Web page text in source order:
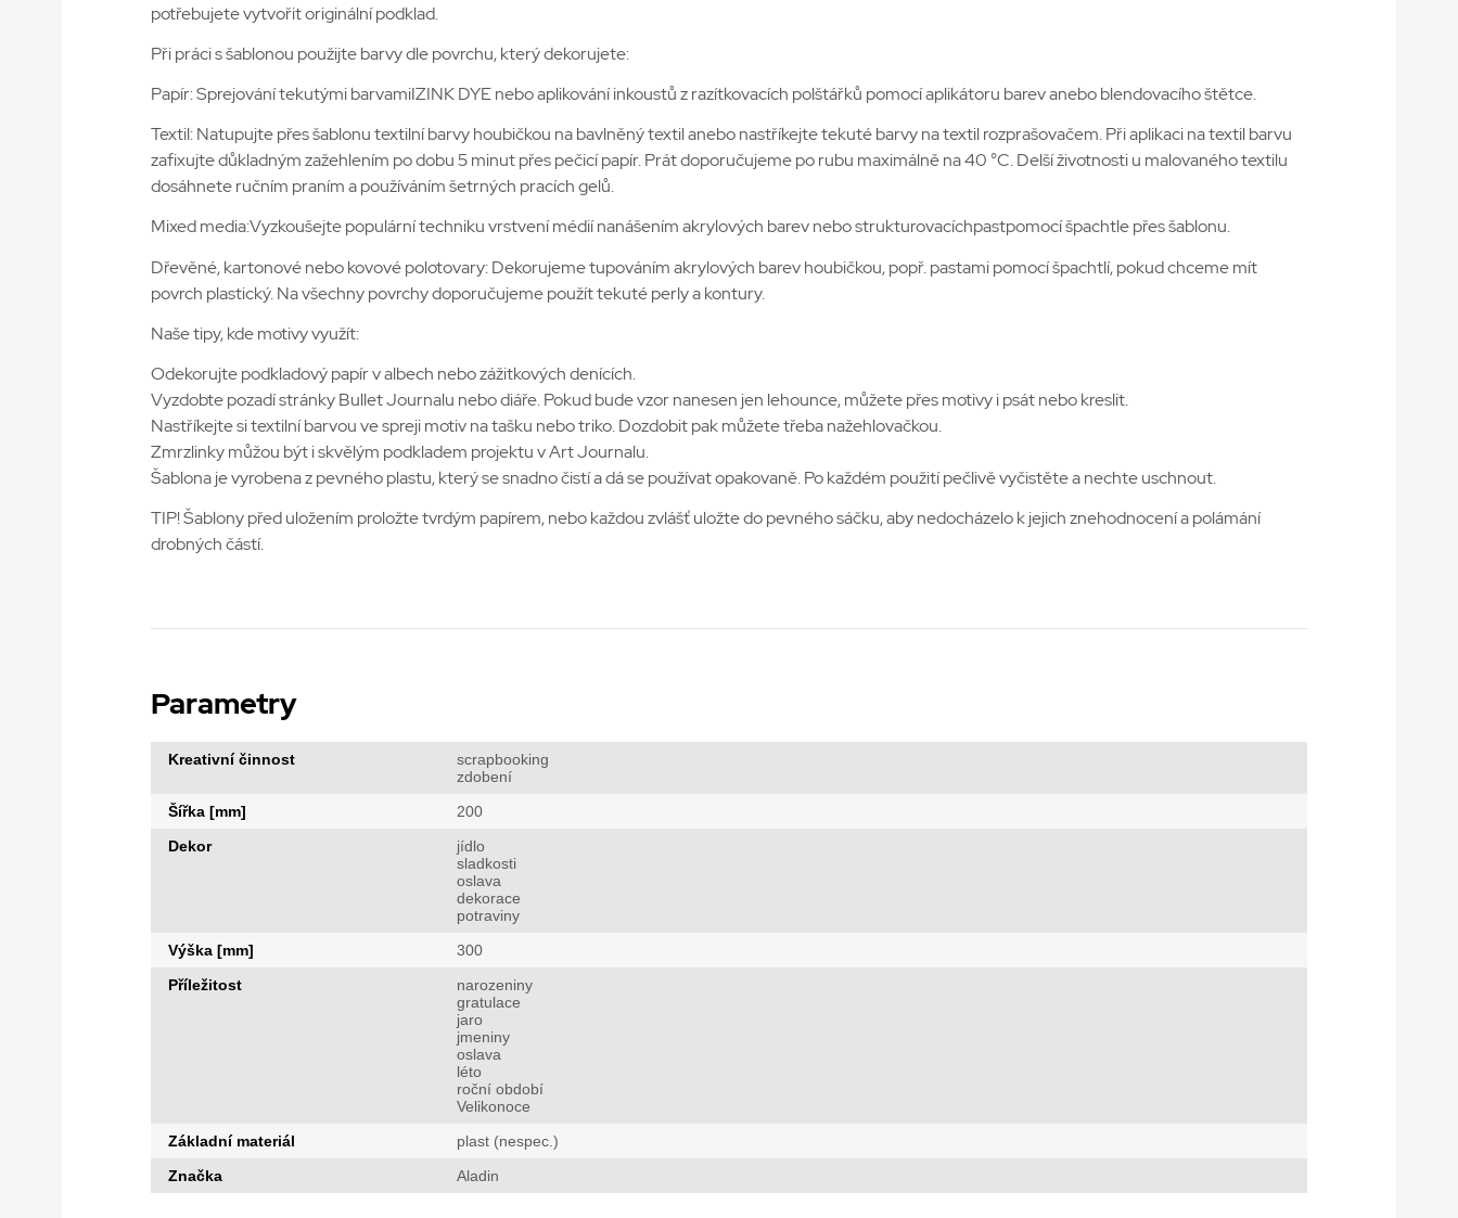
potřebujete vytvořit originální podklad.
Při práci s šablonou použijte barvy dle povrchu, který dekorujete:
Papír: Sprejování tekutými barvamiIZINK DYE nebo aplikování inkoustů z razítkovacích polštářků pomocí aplikátoru barev anebo blendovacího štětce.
Textil: Natupujte přes šablonu textilní barvy houbičkou na bavlněný textil anebo nastříkejte tekuté barvy na textil rozprašovačem. Při aplikaci na textil barvu
zafixujte důkladným zažehlením po dobu 5 minut přes pečicí papír. Prát doporučujeme po rubu maximálně na 40 °C. Delší životnosti u malovaného textilu
dosáhnete ručním praním a používáním šetrných pracích gelů.
Mixed media:Vyzkoušejte populární techniku vrstvení médií nanášením akrylových barev nebo strukturovacíchpastpomocí špachtle přes šablonu.
Dřevěné, kartonové nebo kovové polotovary: Dekorujeme tupováním akrylových barev houbičkou, popř. pastami pomocí špachtlí, pokud chceme mít
povrch plastický. Na všechny povrchy doporučujeme použít tekuté perly a kontury.
Naše tipy, kde motivy využít:
Odekorujte podkladový papír v albech nebo zážitkových denících.
Vyzdobte pozadí stránky Bullet Journalu nebo diáře. Pokud bude vzor nanesen jen lehounce, můžete přes motivy i psát nebo kreslit.
Nastříkejte si textilní barvou ve spreji motiv na tašku nebo triko. Dozdobit pak můžete třeba nažehlovačkou.
Zmrzlinky můžou být i skvělým podkladem projektu v Art Journalu.
Šablona je vyrobena z pevného plastu, který se snadno čistí a dá se používat opakovaně. Po každém použití pečlivě vyčistěte a nechte uschnout.
TIP! Šablony před uložením proložte tvrdým papírem, nebo každou zvlášť uložte do pevného sáčku, aby nedocházelo k jejich znehodnocení a polámání
drobných částí.
Parametry
Kreativní činnost
scrapbooking
zdobení
Šířka [mm]
200
Dekor
jídlo
sladkosti
oslava
dekorace
potraviny
Výška [mm]
300
Příležitost
narozeniny
gratulace
jaro
jmeniny
oslava
léto
roční období
Velikonoce
Základní materiál
plast (nespec.)
Značka
Aladin